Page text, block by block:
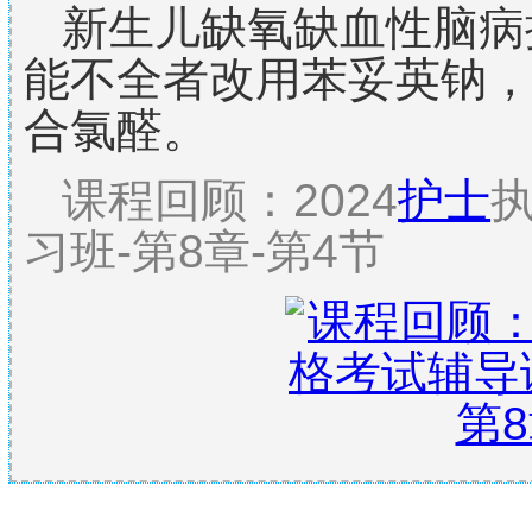
新生儿缺氧缺血性脑
能不全者改用苯妥英钠
合氯醛。
课程回顾：2024护士
习班-第8章-第4节